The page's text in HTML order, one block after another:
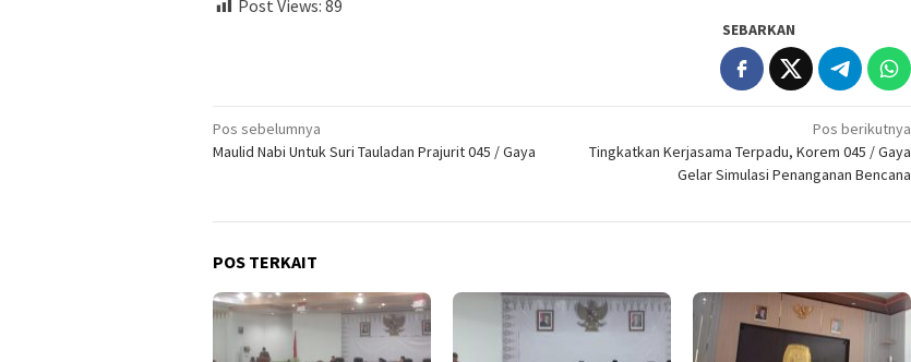
Post Views: 89
SEBARKAN
Navigasi
pos
Pos sebelumnya
Maulid Nabi Untuk Suri Tauladan Prajurit 045 / Gaya
Pos berikutnya
Tingkatkan Kerjasama Terpadu, Korem 045 / Gaya
Gelar Simulasi Penanganan Bencana
POS TERKAIT